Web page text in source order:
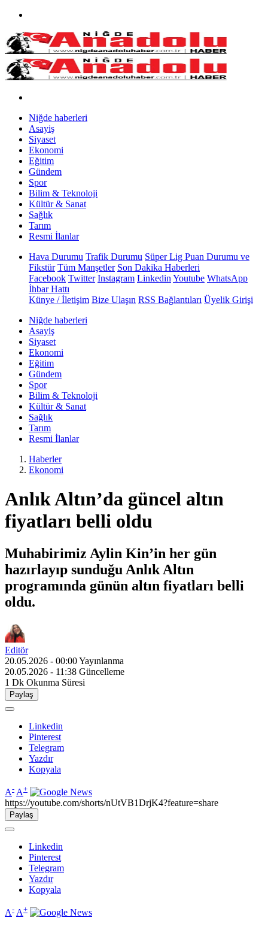
Niğde haberleri
Asayiş
Siyaset
Ekonomi
Eğitim
Gündem
Spor
Bilim & Teknoloji
Kültür & Sanat
Sağlık
Tarım
Resmi İlanlar
Hava Durumu Trafik Durumu Süper Lig Puan Durumu ve
Fikstür Tüm Manşetler Son Dakika Haberleri
Facebook Twitter Instagram Linkedin Youtube WhatsApp
İhbar Hattı
Künye / İletişim Bize Ulaşın RSS Bağlantıları Üyelik Girişi
Niğde haberleri
Asayiş
Siyaset
Ekonomi
Eğitim
Gündem
Spor
Bilim & Teknoloji
Kültür & Sanat
Sağlık
Tarım
Resmi İlanlar
Haberler
Ekonomi
Anlık Altın’da güncel altın
fiyatları belli oldu
Muhabirimiz Aylin Kin’in her gün
hazırlayıp sunduğu Anlık Altın
programında günün altın fiyatları belli
oldu.
Editör
20.05.2026 - 00:00Yayınlanma
20.05.2026 - 11:38 Güncelleme
1 Dk Okunma Süresi
Paylaş
Linkedin
Pinterest
Telegram
Yazdır
Kopyala
A- A+
https://youtube.com/shorts/nUtVB1DrjK4?feature=share
Paylaş
Linkedin
Pinterest
Telegram
Yazdır
Kopyala
A- A+